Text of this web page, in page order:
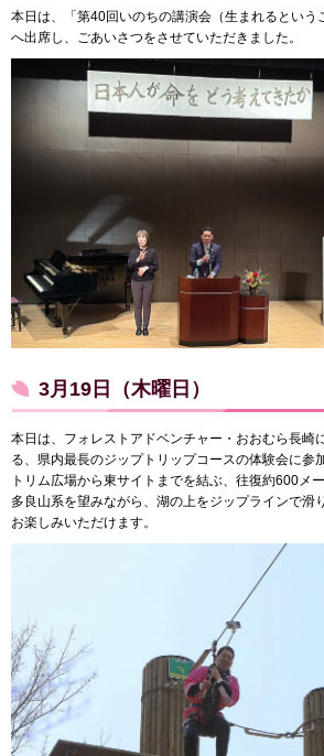
本日は、「第40回いのちの講演会（生まれるという
へ出席し、ごあいさつをさせていただきました。
3月19日（木曜日）
本日は、フォレストアドベンチャー・おおむら長崎
る、県内最長のジップトリップコースの体験会に参
トリム広場から東サイトまでを結ぶ、往復約600メ
多良山系を望みながら、湖の上をジップラインで滑
お楽しみいただけます。